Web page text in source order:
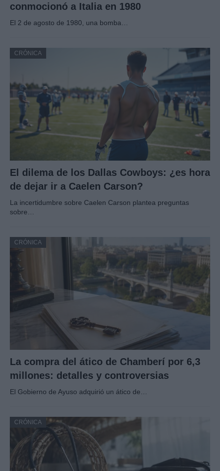
conmocionó a Italia en 1980
El 2 de agosto de 1980, una bomba…
CRÓNICA
El dilema de los Dallas Cowboys: ¿es hora
de dejar ir a Caelen Carson?
La incertidumbre sobre Caelen Carson plantea preguntas
sobre…
CRÓNICA
La compra del ático de Chamberí por 6,3
millones: detalles y controversias
El Gobierno de Ayuso adquirió un ático de…
CRÓNICA